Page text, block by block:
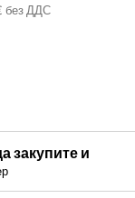
без ДДС
закупите и